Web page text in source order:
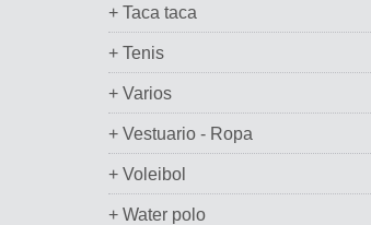
+ Taca taca
+ Tenis
+ Varios
+ Vestuario - Ropa
+ Voleibol
+ Water polo